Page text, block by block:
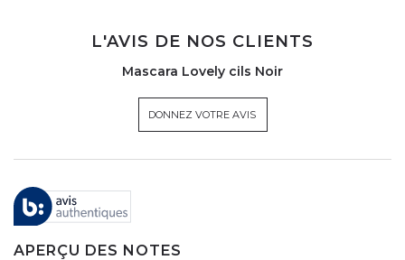
L'AVIS DE NOS CLIENTS
Mascara Lovely cils Noir
DONNEZ VOTRE AVIS
APERÇU DES NOTES